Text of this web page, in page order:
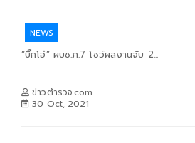
NEWS
“บิ๊กโอ๋” ผบช.ภ.7 โชว์ผลงานจับ 2...
ข่าวตำรวจ.com
30 Oct, 2021